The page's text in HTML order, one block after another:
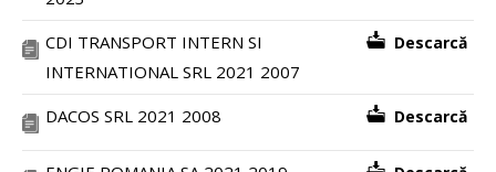
CDI TRANSPORT INTERN SI
INTERNATIONAL SRL 2021 2007
Descarcă
DACOS SRL 2021 2008 Descarcă